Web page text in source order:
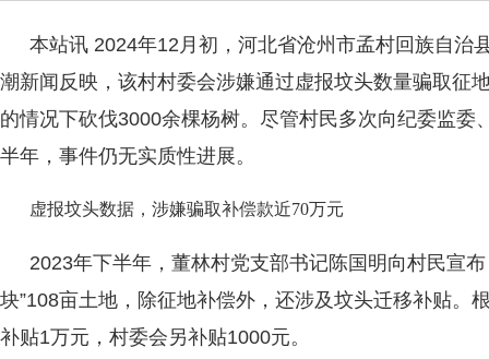
本站讯 2024年12月初，河北省沧州市孟村回族自治
潮新闻反映，该村村委会涉嫌通过虚报坟头数量骗取征
的情况下砍伐3000余棵杨树。尽管村民多次向纪委监委
半年，事件仍无实质性进展。
虚报坟头数据，涉嫌骗取补偿款近70万元
2023年下半年，董林村党支部书记陈国明向村民宣
块”108亩土地，除征地补偿外，还涉及坟头迁移补贴。
补贴1万元，村委会另补贴1000元。